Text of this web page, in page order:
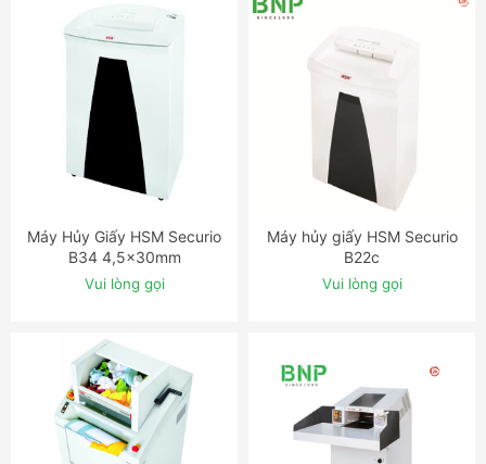
ĐẶT NGAY
Máy Hủy Giấy HSM Securio
B34 4,5x30mm
Vui lòng gọi
ĐẶT NGAY
Máy hủy giấy HSM Securio
B22c
Vui lòng gọi